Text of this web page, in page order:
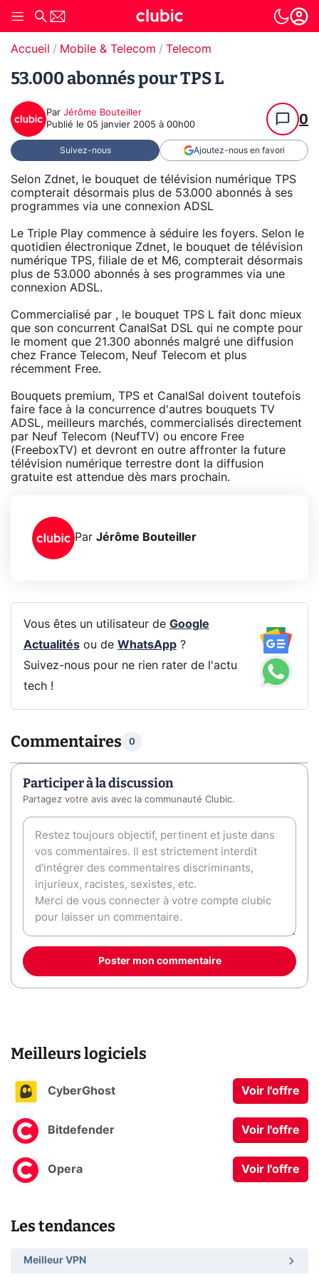
Accueil Mobile & Telecom Telecom
53.000 abonnés pour TPS L
Par Jérôme Bouteiller
Publié le 05 janvier 2005 à 00h00 0
Suivez-nous Ajoutez-nous en favori
Selon Zdnet, le bouquet de télévision numérique TPS
compterait désormais plus de 53.000 abonnés à ses
programmes via une connexion ADSL
Le Triple Play commence à séduire les foyers. Selon le
quotidien électronique Zdnet, le bouquet de télévision
numérique TPS, filiale de et M6, compterait désormais
plus de 53.000 abonnés à ses programmes via une
connexion ADSL.
Commercialisé par , le bouquet TPS L fait donc mieux
que son concurrent CanalSat DSL qui ne compte pour
le moment que 21.300 abonnés malgré une diffusion
chez France Telecom, Neuf Telecom et plus
récemment Free.
Bouquets premium, TPS et CanalSal doivent toutefois
faire face à la concurrence d'autres bouquets TV
ADSL, meilleurs marchés, commercialisés directement
par Neuf Telecom (NeufTV) ou encore Free
(FreeboxTV) et devront en outre affronter la future
télévision numérique terrestre dont la diffusion
gratuite est attendue dès mars prochain.
Par Jérôme Bouteiller
Vous êtes un utilisateur de Google
Actualitésou de WhatsApp?
Suivez-nous pour ne rien rater de l'actu
tech !
Commentaires 0
Participer à la discussion
Partagez votre avis avec la communauté Clubic.
Poster mon commentaire
Meilleurs logiciels
CyberGhost Voir l'offre
Bitdefender Voir l'offre
Opera Voir l'offre
Les tendances
Meilleur VPN